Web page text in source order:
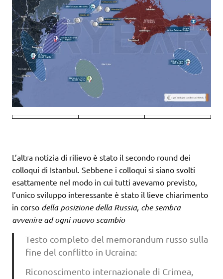
–
L’altra notizia di rilievo è stato il secondo round dei
colloqui di Istanbul. Sebbene i colloqui si siano svolti
esattamente nel modo in cui tutti avevamo previsto,
l’unico sviluppo interessante è stato il lieve chiarimento
in corso della posizione della Russia, che sembra
avvenire ad ogni nuovo scambio
Testo completo del memorandum russo sulla
fine del conflitto in Ucraina:
Riconoscimento internazionale di Crimea,